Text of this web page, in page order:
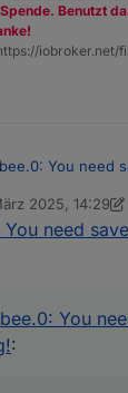
eigentlich
Benutzt
iobroker.net/
You need
Koordinator
2025, 14:29
Homoran
need
You
: